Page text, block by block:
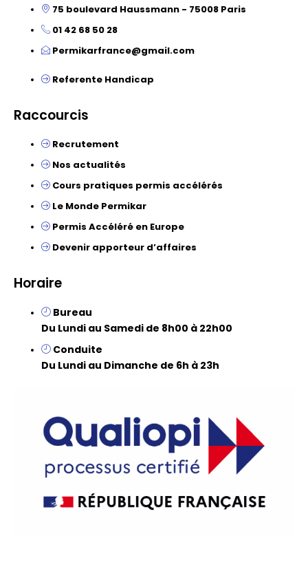
75 boulevard Haussmann - 75008 Paris
01 42 68 50 28
Permikarfrance@gmail.com
Referente Handicap
Raccourcis
Recrutement
Nos actualités
Cours pratiques permis accélérés
Le Monde Permikar
Permis Accéléré en Europe
Devenir apporteur d’affaires
Horaire
Bureau
Du Lundi au Samedi de 8h00 à 22h00
Conduite
Du Lundi au Dimanche de 6h à 23h